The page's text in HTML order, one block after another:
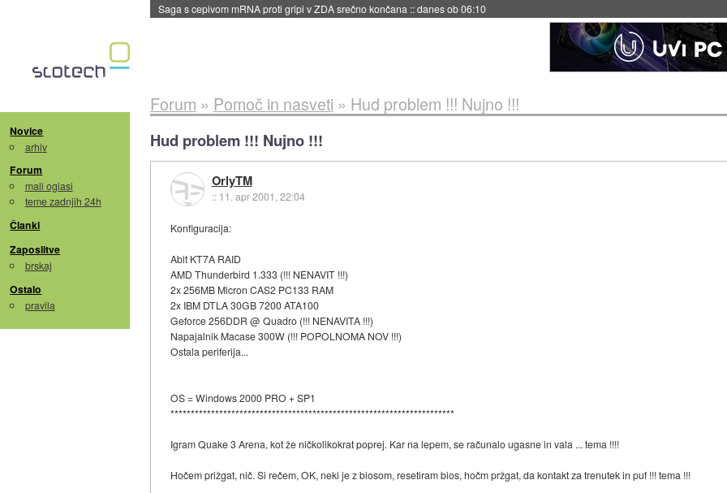
Saga s cepivom mRNA proti gripi v ZDA srečno končana ::danes ob 06:10
Novice
arhiv
Forum
mali oglasi
teme zadnjih 24h
Članki
Zaposlitve
brskaj
Ostalo
pravila
Forum » Pomoč in nasveti » Hud problem !!! Nujno !!!
Hud problem !!! Nujno !!!
OrlyTM
:: 11. apr 2001, 22:04
Konfiguracija:
Abit KT7A RAID
AMD Thunderbird 1.333 (!!! NENAVIT !!!)
2x 256MB Micron CAS2 PC133 RAM
2x IBM DTLA 30GB 7200 ATA100
Geforce 256DDR @ Quadro (!!! NENAVITA !!!)
Napajalnik Macase 300W (!!! POPOLNOMA NOV !!!)
Ostala periferija...
OS = Windows 2000 PRO + SP1
**********************************************************************
Igram Quake 3 Arena, kot že ničkolikokrat poprej. Kar na lepem, se računalo ugasne in vala ... tema !!!!
Hočem prižgat, nič. Si rečem, OK, neki je z biosom, resetiram bios, hočm pržgat, da kontakt za trenutek in puf !!! tema !!!